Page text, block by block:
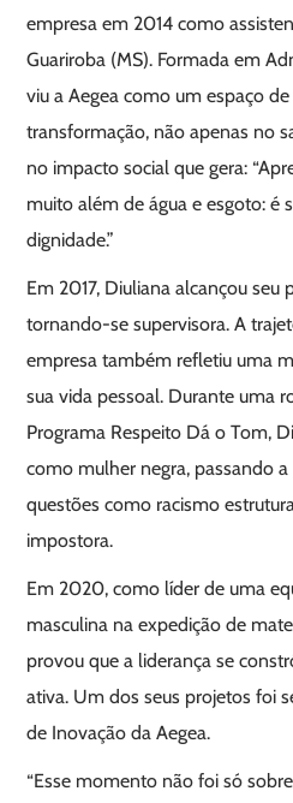
empresa em 2014 como
Guariroba (MS). Formada em
viu a Aegea como um espaço
transformação, não apenas no
no impacto social que gera:
muito além de água e esgoto: é
dignidade.”
Em 2017, Diuliana alcançou seu
tornando-se supervisora. A
empresa também refletiu uma
sua vida pessoal. Durante uma
Programa Respeito Dá o Tom,
como mulher negra, passando
questões como racismo
impostora.
Em 2020, como líder de uma
masculina na expedição de
provou que a liderança se
ativa. Um dos seus projetos foi
de Inovação da Aegea.
“Esse momento não foi só